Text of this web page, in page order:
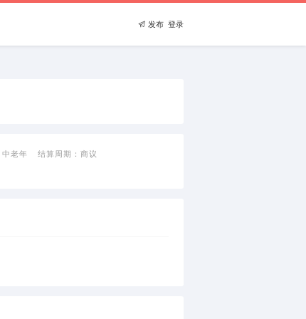
 发布 登录
中老年 结算周期： 商议